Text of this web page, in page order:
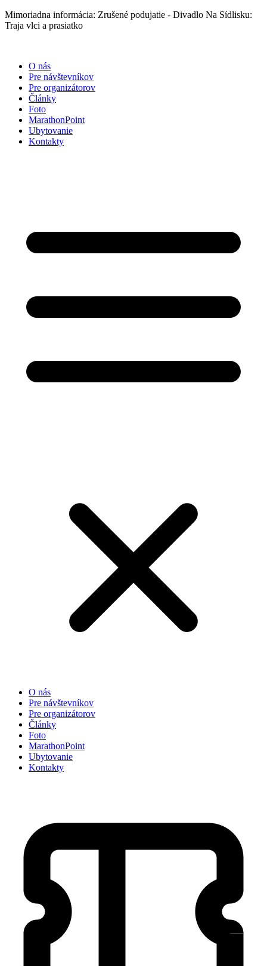
Preskočiť
na
Mimoriadna informácia: Zrušené podujatie - Divadlo Na Sídlisku:
Traja vlci a prasiatko
O nás
Pre návštevníkov
Pre organizátorov
Články
Foto
MarathonPoint
Ubytovanie
Kontakty
O nás
Pre návštevníkov
Pre organizátorov
Články
Foto
MarathonPoint
Ubytovanie
Kontakty